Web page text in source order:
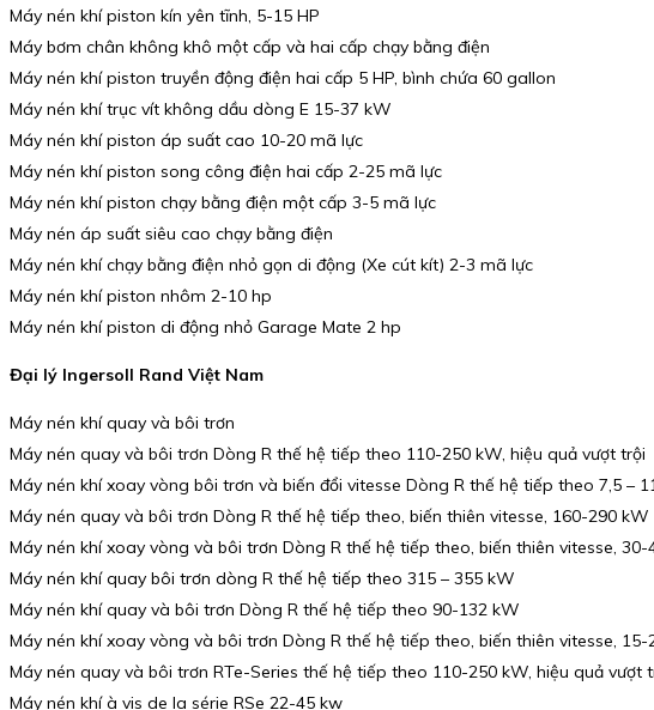
Máy nén khí piston kín yên tĩnh, 5-15 HP
Máy bơm chân không khô một cấp và hai cấp chạy bằng điện
Máy nén khí piston truyền động điện hai cấp 5 HP, bình chứa 60 gallon
Máy nén khí trục vít không dầu dòng E 15-37 kW
Máy nén khí piston áp suất cao 10-20 mã lực
Máy nén khí piston song công điện hai cấp 2-25 mã lực
Máy nén khí piston chạy bằng điện một cấp 3-5 mã lực
Máy nén áp suất siêu cao chạy bằng điện
Máy nén khí chạy bằng điện nhỏ gọn di động (Xe cút kít) 2-3 mã lực
Máy nén khí piston nhôm 2-10 hp
Máy nén khí piston di động nhỏ Garage Mate 2 hp
Đại lý Ingersoll Rand Việt Nam
Máy nén khí quay và bôi trơn
Máy nén quay và bôi trơn Dòng R thế hệ tiếp theo 110-250 kW, hiệu quả vượt trội
Máy nén khí xoay vòng bôi trơn và biến đổi vitesse Dòng R thế hệ tiếp theo 7,5 –
Máy nén quay và bôi trơn Dòng R thế hệ tiếp theo, biến thiên vitesse, 160-290 kW
Máy nén khí xoay vòng và bôi trơn Dòng R thế hệ tiếp theo, biến thiên vitesse, 30-
Máy nén khí quay bôi trơn dòng R thế hệ tiếp theo 315 – 355 kW
Máy nén khí quay và bôi trơn Dòng R thế hệ tiếp theo 90-132 kW
Máy nén khí xoay vòng và bôi trơn Dòng R thế hệ tiếp theo, biến thiên vitesse, 15-
Máy nén quay và bôi trơn RTe-Series thế hệ tiếp theo 110-250 kW, hiệu quả vượt
Máy nén khí à vis de la série RSe 22-45 kw